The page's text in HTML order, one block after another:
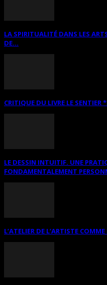
LA SPIRITUALITÉ DANS LES
DE...
CRITIQUE DU LIVRE LE SENTIER
LE DESSIN INTUITIF. UNE
FONDAMENTALEMENT
L’ATELIER DE L’ARTISTE